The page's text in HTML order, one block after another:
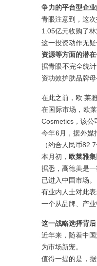
争力的平台型企业
青眼注意到，这
1.05亿元收购了林
这一投资动作无
资源等方面的潜在
据青眼不完全统
资功效护肤品牌母
在此之前，欧 莱
在国际市场，欧
Cosmetics，该公
今年6月，据外媒
（约合人民币82.7
本月初， 欧莱雅
据悉，高德美是
已进入中国市场。
有业内人士对此
一个从品牌、产
这一战略选择背
近年来，随着中
为市场新宠。
值得一提的是，